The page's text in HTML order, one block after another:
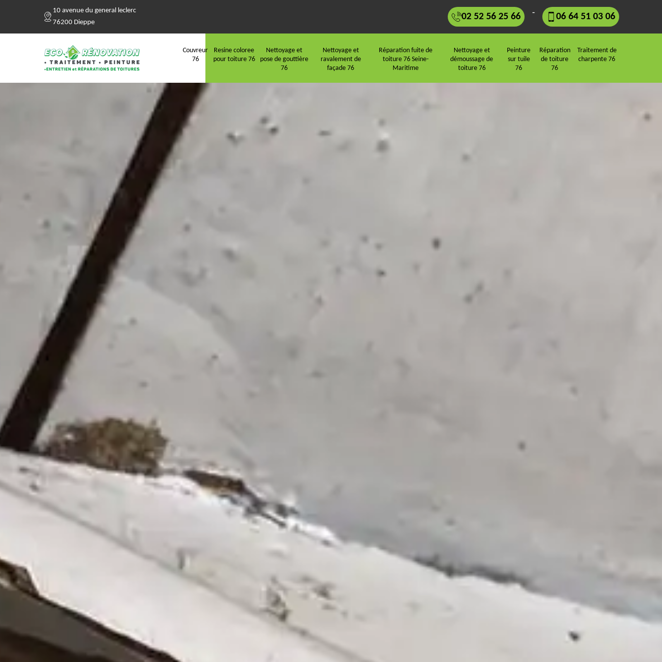
10 avenue du general leclerc
76200 Dieppe
02 52 56 25 66 - 06 64 51 03 06
Couvreur
76
Resine coloree
pour toiture 76
Nettoyage et
pose de gouttière
76
Nettoyage et
ravalement de
façade 76
Réparation fuite de
toiture 76 Seine-
Maritime
Nettoyage et
démoussage de
toiture 76
Peinture
sur tuile
76
Réparation
de toiture
76
Traitement de
charpente 76